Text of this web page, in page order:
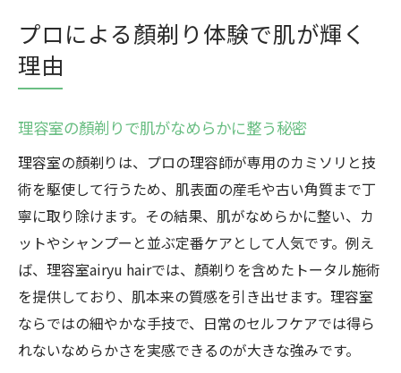
理容室ならではの顏剃り技術の違いを解説
顏剃りは理容室ならではの丁寧な施術が魅
力
理容室の顏剃りで安心できる理由を徹底解
説
初めてでも安心のカウンセリングと顏剃り
対応
肌へのやさしさを重視した顏剃りサービス
の実際
理容室の顏剃りがもたらす癒しとリラック
プロによる顏剃り体験で肌が輝く
理由
理容室の顏剃りで肌がなめらかに整う秘密
理容室の顏剃りは、プロの理容師が専用のカミソリと技
術を駆使して行うため、肌表面の産毛や古い角質まで丁
寧に取り除けます。その結果、肌がなめらかに整い、カ
ットやシャンプーと並ぶ定番ケアとして人気です。例え
ば、理容室airyu hairでは、顏剃りを含めたトータル施術
を提供しており、肌本来の質感を引き出せます。理容室
ならではの細やかな手技で、日常のセルフケアでは得ら
れないなめらかさを実感できるのが大きな強みです。